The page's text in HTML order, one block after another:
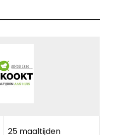
25 maaltijden